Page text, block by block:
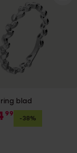
blad
99
-38%